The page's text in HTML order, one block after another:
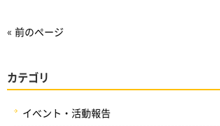
« 前のページ
カテゴリ
イベント・活動報告